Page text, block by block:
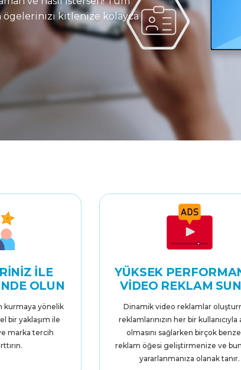
ögelerinizi kitlenize kolayca
İLE
OLUN
kurmaya yönelik
bir yaklaşım ile
marka tercih
YÜKSEK
VIDEO REKLAM
Dinamik video reklamlar
reklamlarınızın her bir kullanıcıyla
olmasını sağlarken birçok
reklam öğesi geliştirmenize ve
yararlanmanıza olanak tanır.